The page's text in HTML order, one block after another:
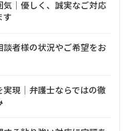
｜優しく、誠実なご対応
す
者様の状況やご希望をお
現｜弁護士ならではの徹